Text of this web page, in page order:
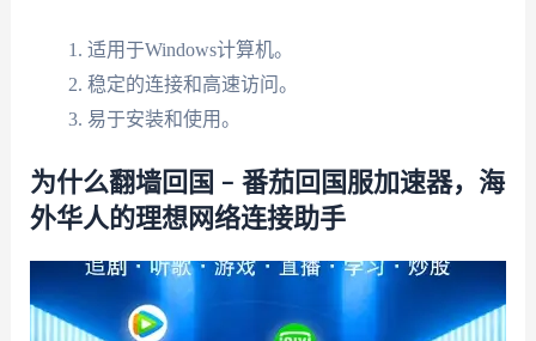
适用于Windows计算机。
稳定的连接和高速访问。
易于安装和使用。
为什么翻墙回国 – 番茄回国服加速器，海
外华人的理想网络连接助手